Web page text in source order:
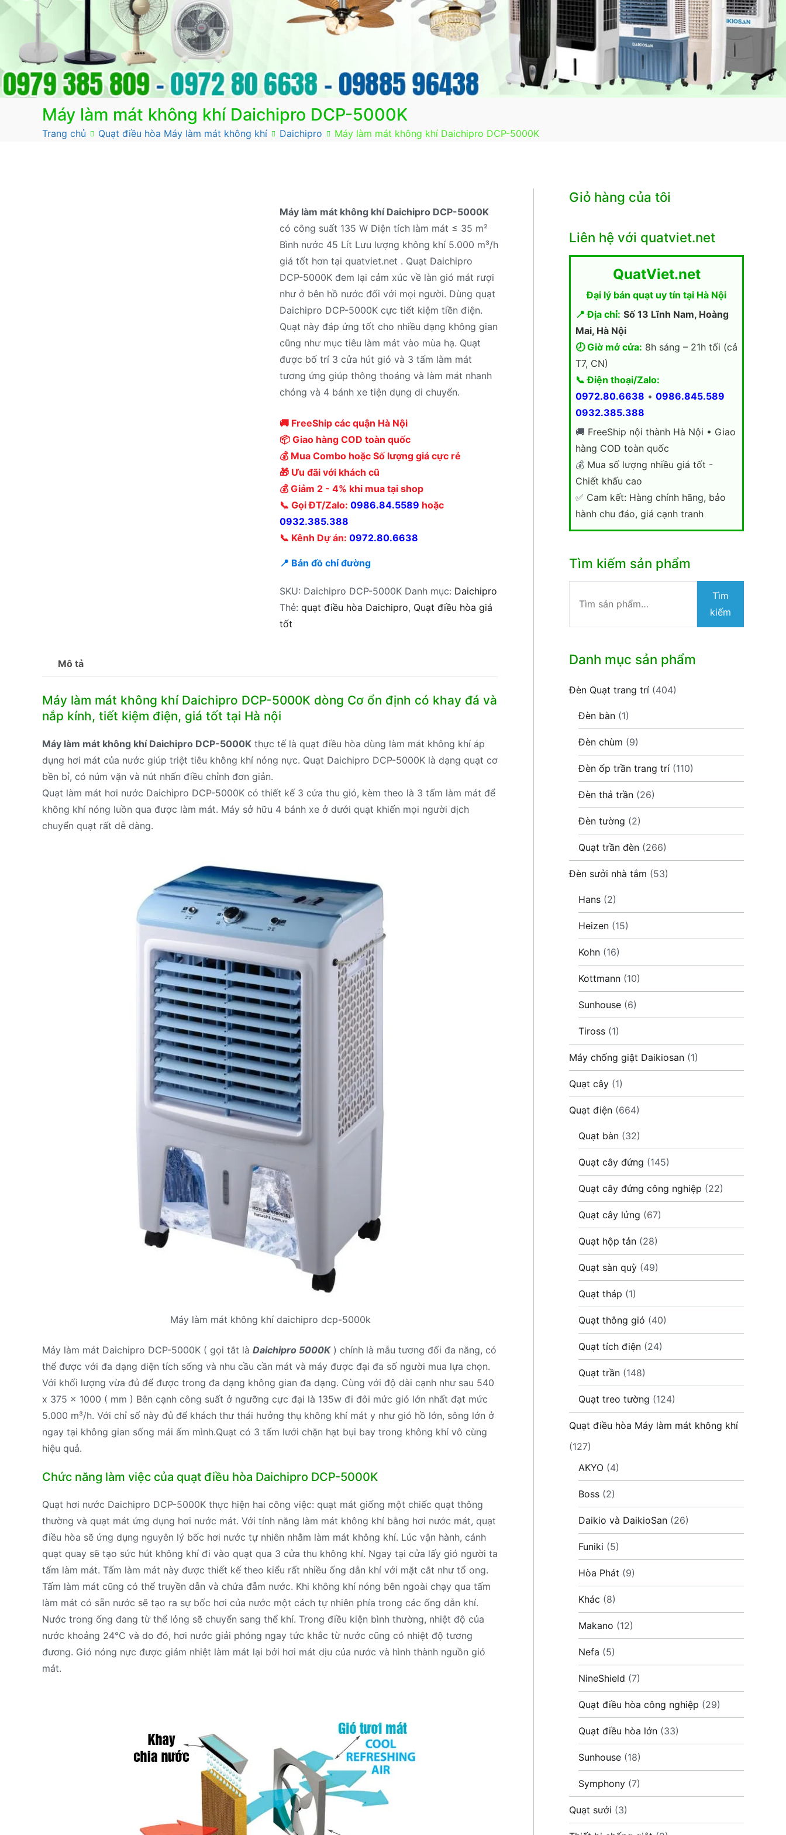
Máy làm mát không khí Daichipro DCP-5000K
Trang chủ Quạt điều hòa Máy làm mát không khí Daichipro Máy làm mát không khí Daichipro DCP-5000K
Máy làm mát không khí Daichipro DCP-5000K
có công suất 135 W Diện tích làm mát ≤ 35 m²
Bình nước 45 Lít Lưu lượng không khí 5.000 m³/h
giá tốt hơn tại quatviet.net . Quạt Daichipro
DCP-5000K đem lại cảm xúc về làn gió mát rượi
như ở bên hồ nước đối với mọi người. Dùng quạt
Daichipro DCP-5000K cực tiết kiệm tiền điện.
Quạt này đáp ứng tốt cho nhiều dạng không gian
cũng như mục tiêu làm mát vào mùa hạ. Quạt
được bố trí 3 cửa hút gió và 3 tấm làm mát
tương ứng giúp thông thoáng và làm mát nhanh
chóng và 4 bánh xe tiện dụng di chuyển.
🚚 FreeShip các quận Hà Nội
📦 Giao hàng COD toàn quốc
💰 Mua Combo hoặc Số lượng giá cực rẻ
🎁 Ưu đãi với khách cũ
💰 Giảm 2 - 4% khi mua tại shop
📞 Gọi ĐT/Zalo: 0986.84.5589 hoặc
0932.385.388
📞 Kênh Dự án: 0972.80.6638
📍 Bản đồ chỉ đường
SKU: Daichipro DCP-5000K Danh mục: Daichipro
Thẻ: quạt điều hòa Daichipro, Quạt điều hòa giá
tốt
Mô tả
Máy làm mát không khí Daichipro DCP-5000K dòng Cơ ổn định có khay đá và
nắp kính, tiết kiệm điện, giá tốt tại Hà nội
Máy làm mát không khí Daichipro DCP-5000K thực tế là quạt điều hòa dùng làm mát không khí áp
dụng hơi mát của nước giúp triệt tiêu không khí nóng nực. Quạt Daichipro DCP-5000K là dạng quạt cơ
bền bỉ, có núm vặn và nút nhấn điều chỉnh đơn giản.
Quạt làm mát hơi nước Daichipro DCP-5000K có thiết kế 3 cửa thu gió, kèm theo là 3 tấm làm mát để
không khí nóng luồn qua được làm mát. Máy sở hữu 4 bánh xe ở dưới quạt khiến mọi người dịch
chuyển quạt rất dễ dàng.
Máy làm mát không khí daichipro dcp-5000k
Máy làm mát Daichipro DCP-5000K ( gọi tắt là Daichipro 5000K) chính là mẫu tương đối đa năng, có
thể được với đa dạng diện tích sống và nhu cầu cần mát và máy được đại đa số người mua lựa chọn.
Với khối lượng vừa đủ để được trong đa dạng không gian đa dạng. Cùng với độ dài cạnh như sau 540
x 375 x 1000 ( mm ) Bên cạnh công suất ở ngưỡng cực đại là 135w đi đôi mức gió lớn nhất đạt mức
5.000 m³/h. Với chỉ số này đủ để khách thư thái hưởng thụ không khí mát y như gió hồ lớn, sông lớn ở
ngay tại không gian sống mái ấm mình.Quạt có 3 tấm lưới chặn hạt bụi bay trong không khí vô cùng
hiệu quả.
Chức năng làm việc của quạt điều hòa Daichipro DCP-5000K
Quạt hơi nước Daichipro DCP-5000K thực hiện hai công việc: quạt mát giống một chiếc quạt thông
thường và quạt mát ứng dụng hơi nước mát. Với tính năng làm mát không khí bằng hơi nước mát, quạt
điều hòa sẽ ứng dụng nguyên lý bốc hơi nước tự nhiên nhằm làm mát không khí. Lúc vận hành, cánh
quạt quay sẽ tạo sức hút không khí đi vào quạt qua 3 cửa thu không khí. Ngay tại cửa lấy gió người ta
tấm làm mát. Tấm làm mát này được thiết kế theo kiểu rất nhiều ống dẫn khí với mặt cắt như tổ ong.
Tấm làm mát cũng có thể truyền dẫn và chứa đẫm nước. Khi không khí nóng bên ngoài chạy qua tấm
làm mát có sẵn nước sẽ tạo ra sự bốc hơi của nước một cách tự nhiên phía trong các ống dẫn khí.
Nước trong ống đang từ thể lỏng sẽ chuyển sang thể khí. Trong điều kiện bình thường, nhiệt độ của
nước khoảng 24°C và do đó, hơi nước giải phóng ngay tức khắc từ nước cũng có nhiệt độ tương
đương. Gió nóng nực được giảm nhiệt làm mát lại bởi hơi mát dịu của nước và hình thành nguồn gió
mát.
Giỏ hàng của tôi
Liên hệ với quatviet.net
QuatViet.net
Đại lý bán quạt uy tín tại Hà Nội
📍 Địa chỉ: Số 13 Lĩnh Nam, Hoàng
Mai, Hà Nội
🕗 Giờ mở cửa: 8h sáng – 21h tối (cả
T7, CN)
📞 Điện thoại/Zalo:
0972.80.6638 • 0986.845.589
0932.385.388
🚚 FreeShip nội thành Hà Nội • Giao
hàng COD toàn quốc
💰 Mua số lượng nhiều giá tốt -
Chiết khấu cao
✅ Cam kết: Hàng chính hãng, bảo
hành chu đáo, giá cạnh tranh
Tìm kiếm sản phẩm
kiếm:
Tìm
kiếm
Danh mục sản phẩm
Đèn Quạt trang trí (404)
Đèn bàn (1)
Đèn chùm (9)
Đèn ốp trần trang trí (110)
Đèn thả trần (26)
Đèn tường (2)
Quạt trần đèn (266)
Đèn sưởi nhà tắm (53)
Hans (2)
Heizen (15)
Kohn (16)
Kottmann (10)
Sunhouse (6)
Tiross (1)
Máy chống giật Daikiosan (1)
Quạt cây (1)
Quạt điện (664)
Quạt bàn (32)
Quạt cây đứng (145)
Quạt cây đứng công nghiệp (22)
Quạt cây lửng (67)
Quạt hộp tản (28)
Quạt sàn quỳ (49)
Quạt tháp (1)
Quạt thông gió (40)
Quạt tích điện (24)
Quạt trần (148)
Quạt treo tường (124)
Quạt điều hòa Máy làm mát không khí
(127)
AKYO (4)
Boss (2)
Daikio và DaikioSan (26)
Funiki (5)
Hòa Phát (9)
Khác (8)
Makano (12)
Nefa (5)
NineShield (7)
Quạt điều hòa công nghiệp (29)
Quạt điều hòa lớn (33)
Sunhouse (18)
Symphony (7)
Quạt sưởi (3)